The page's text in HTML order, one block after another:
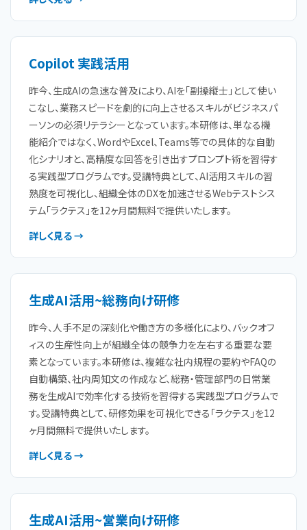
Copilot 実践活用
昨今、生成AIの急速な普及により、AIを「副操縦士」として使い
こなし、業務スピードを劇的に向上させるスキルがビジネスパ
ーソンの必須リテラシーとなっています。本研修は、単なる機
能紹介ではなく、WordやExcel、Teams等での具体的な自動
化シナリオと、高精度な回答を引き出すプロンプト術を習得す
る実践型プログラムです。受講特典として、AI活用スキルの習
熟度を可視化し、組織全体のDXを加速させるWebテストシス
テム「ラクテス」を12ヶ月間無料で提供いたします。
詳しく見る →
生成AI活用~総務向け研修
昨今、人手不足の深刻化や働き方の多様化により、バックオフ
ィスの生産性向上が組織全体の競争力を左右する重要な要
素となっています。本研修は、複雑な社内規程の要約やFAQの
自動構築、社内周知文の作成など、総務・管理部門の日常業
務を生成AIで効率化する技術を習得する実践型プログラムで
す。受講特典として、研修効果を可視化できる「ラクテス」を12
ヶ月間無料で提供いたします。
詳しく見る →
生成AI活用~営業向け研修